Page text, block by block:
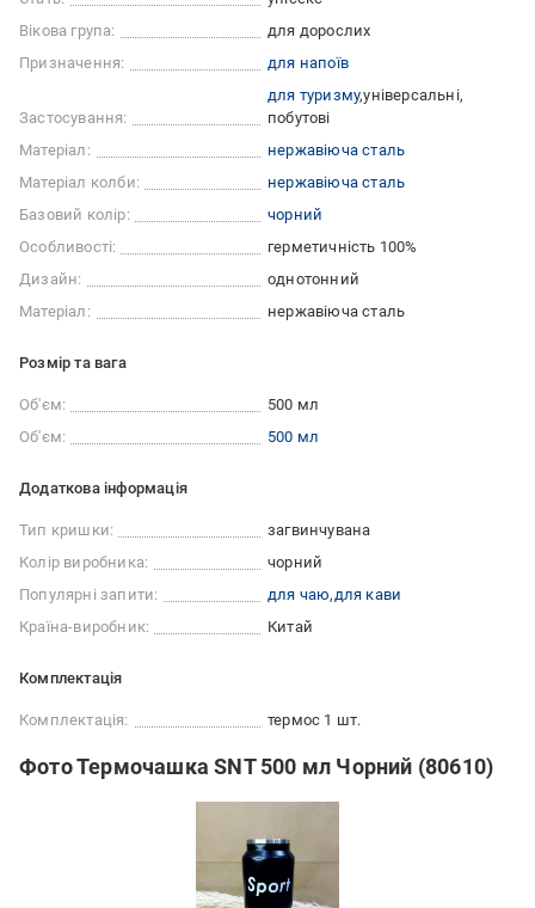
Вікова група:
для дорослих
Призначення:
для напоїв
Застосування:
для туризму універсальні
побутові
Матеріал:
нержавіюча сталь
Матеріал колби:
нержавіюча сталь
Базовий колір:
чорний
Особливості:
герметичність 100%
Дизайн:
однотонний
Матеріал:
нержавіюча сталь
Розмір та вага
Об'єм:
500 мл
Об'єм:
500 мл
Додаткова інформація
Тип кришки:
загвинчувана
Колір виробника:
чорний
Популярні запити:
для чаю для кави
Країна-виробник:
Китай
Комплектація
Комплектація: термос 1 шт.
Фото Термочашка SNT 500 мл Чорний (80610)